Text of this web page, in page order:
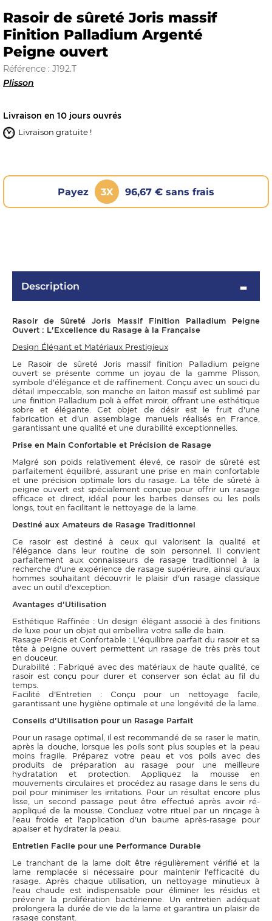
Rasoir de sûreté Joris massif
Finition Palladium Argenté
Peigne ouvert
Référence : J192.T
Plisson
Livraison en 10 jours ouvrés
Livraison gratuite !
Payez 3X 96,67 € sans frais
Description
Rasoir de Sûreté Joris Massif Finition Palladium Peigne
Ouvert : L'Excellence du Rasage à la Française
Design Élégant et Matériaux Prestigieux
Le Rasoir de sûreté Joris massif finition Palladium peigne
ouvert se présente comme un joyau de la gamme Plisson,
symbole d'élégance et de raffinement. Conçu avec un souci du
détail impeccable, son manche en laiton massif est sublimé par
une finition Palladium poli à effet miroir, offrant une esthétique
sobre et élégante. Cet objet de désir est le fruit d'une
fabrication et d'un assemblage manuels réalisés en France,
garantissant une qualité et une durabilité exceptionnelles.
Prise en Main Confortable et Précision de Rasage
Malgré son poids relativement élevé, ce rasoir de sûreté est
parfaitement équilibré, assurant une prise en main confortable
et une précision optimale lors du rasage. La tête de sûreté à
peigne ouvert est spécialement conçue pour offrir un rasage
efficace et direct, idéal pour les barbes denses ou les poils
longs, tout en facilitant le nettoyage de la lame.
Destiné aux Amateurs de Rasage Traditionnel
Ce rasoir est destiné à ceux qui valorisent la qualité et
l'élégance dans leur routine de soin personnel. Il convient
parfaitement aux connaisseurs de rasage traditionnel à la
recherche d'une expérience de rasage supérieure, ainsi qu'aux
hommes souhaitant découvrir le plaisir d'un rasage classique
avec un outil d'exception.
Avantages d'Utilisation
Esthétique Raffinée : Un design élégant associé à des finitions
de luxe pour un objet qui embellira votre salle de bain.
Rasage Précis et Confortable : L'équilibre parfait du rasoir et sa
tête à peigne ouvert permettent un rasage de très près tout
en douceur.
Durabilité : Fabriqué avec des matériaux de haute qualité, ce
rasoir est conçu pour durer et conserver son éclat au fil du
temps.
Facilité d'Entretien : Conçu pour un nettoyage facile,
garantissant une hygiène optimale et une longévité de la lame.
Conseils d'Utilisation pour un Rasage Parfait
Pour un rasage optimal, il est recommandé de se raser le matin,
après la douche, lorsque les poils sont plus souples et la peau
moins fragile. Préparez votre peau et vos poils avec des
produits de préparation au rasage pour une meilleure
hydratation et protection. Appliquez la mousse en
mouvements circulaires et procédez au rasage dans le sens du
poil pour minimiser les irritations. Pour un résultat encore plus
lisse, un second passage peut être effectué après avoir ré-
appliqué de la mousse. Concluez votre rituel par un rinçage à
l'eau froide et l'application d'un baume après-rasage pour
apaiser et hydrater la peau.
Entretien Facile pour une Performance Durable
Le tranchant de la lame doit être régulièrement vérifié et la
lame remplacée si nécessaire pour maintenir l'efficacité du
rasage. Après chaque utilisation, un nettoyage minutieux à
l'eau chaude est indispensable pour éliminer les résidus et
prévenir la prolifération bactérienne. Un entretien adéquat
prolongera la durée de vie de la lame et garantira un plaisir de
rasage constant.